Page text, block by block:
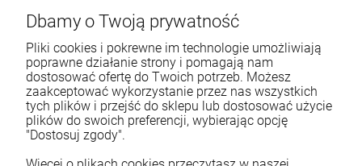
Dbamy o Twoją prywatność
Pliki cookies i pokrewne im technologie umożliwiają
poprawne działanie strony i pomagają nam
dostosować ofertę do Twoich potrzeb. Możesz
zaakceptować wykorzystanie przez nas wszystkich
tych plików i przejść do sklepu lub dostosować użycie
plików do swoich preferencji, wybierając opcję
"Dostosuj zgody".